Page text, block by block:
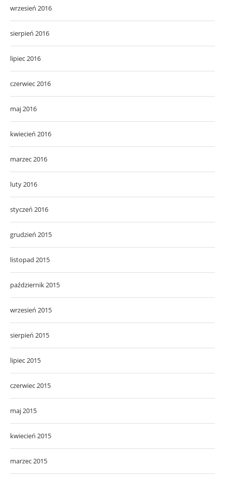
wrzesień 2016
sierpień 2016
lipiec 2016
czerwiec 2016
maj 2016
kwiecień 2016
marzec 2016
luty 2016
styczeń 2016
grudzień 2015
listopad 2015
październik 2015
wrzesień 2015
sierpień 2015
lipiec 2015
czerwiec 2015
maj 2015
kwiecień 2015
marzec 2015